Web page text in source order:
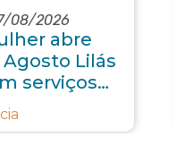
08/2026
abre
Lilás
serviços